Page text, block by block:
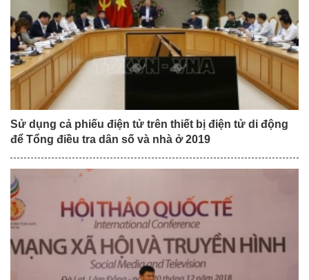
Sử dụng cả phiếu điện tử trên thiết bị điện tử di động
để Tổng điều tra dân số và nhà ở 2019